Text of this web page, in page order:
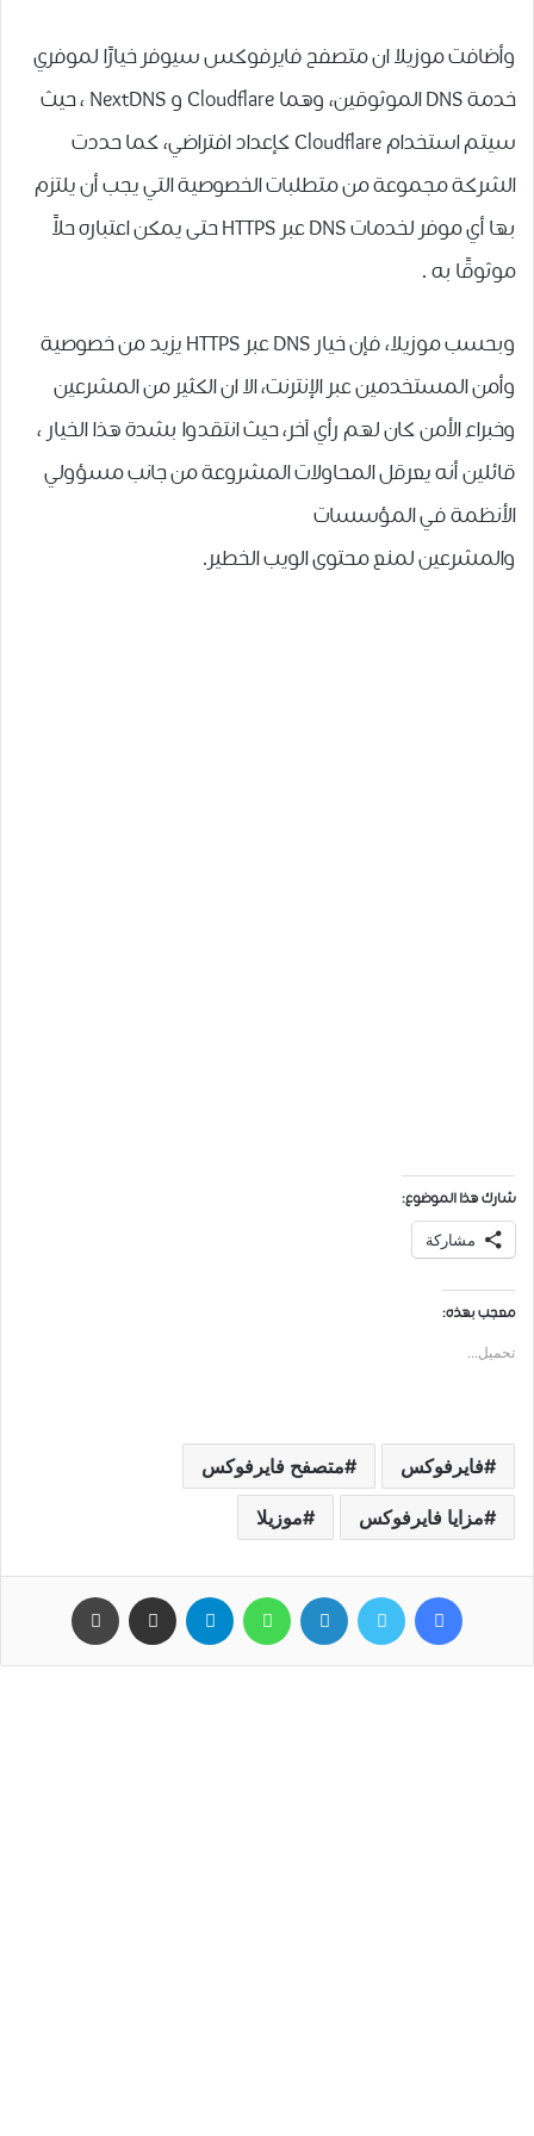
وأضافت ﻣﻮﺯﻳﻼ ان متصفح ﻓﺎﻳﺮﻓﻮﻛﺲ ﺳﻴﻮﻓﺮ ﺧﻴﺎﺭًﺍ ﻟﻤﻮﻓﺮﻱ
ﺧﺪﻣﺔ DNS ﺍﻟﻤﻮﺛﻮﻗﻴﻦ، ﻭﻫﻤﺎ Cloudflare ﻭ NextDNS ، ﺣﻴﺚ
ﺳﻴﺘﻢ ﺍﺳﺘﺨﺪﺍﻡ Cloudflare ﻛﺈﻋﺪﺍﺩ ﺍﻓﺘﺮﺍﺿﻲ، كما حددت
الشركة ﻣﺠﻤﻮﻋﺔ ﻣﻦ ﻣﺘﻄﻠﺒﺎﺕ ﺍﻟﺨﺼﻮﺻﻴﺔ ﺍﻟﺘﻲ ﻳﺠﺐ ﺃﻥ ﻳﻠﺘﺰﻡ
ﺑﻬﺎ ﺃﻱ ﻣﻮﻓﺮ ﻟﺨﺪﻣﺎﺕ DNS ﻋﺒﺮ HTTPS ﺣﺘﻰ ﻳﻤﻜﻦ ﺍﻋﺘﺒﺎﺭﻩ ﺣﻼً
ﻣﻮﺛﻮﻗًﺎ ﺑﻪ .
وبحسب ﻣﻮﺯﻳﻼ، فإن ﺧﻴﺎﺭ DNS ﻋﺒﺮ HTTPS ﻳﺰﻳﺪ ﻣﻦ ﺧﺼﻮﺻﻴﺔ
ﻭﺃﻣﻦ ﺍﻟﻤﺴﺘﺨﺪﻣﻴﻦ ﻋﺒﺮ ﺍﻹﻧﺘﺮﻧﺖ، الا ان الكثير من المشرعين
وخبراء الأمن كان لهم رأي آخر، حيث انتقدوا بشدة ﻫﺬﺍ ﺍﻟﺨﻴﺎﺭ ،
قائلين أنه ﻳﻌﺮﻗﻞ ﺍﻟﻤﺤﺎﻭﻻﺕ ﺍﻟﻤﺸﺮﻭﻋﺔ ﻣﻦ ﺟﺎﻧﺐ ﻣﺴﺆﻭﻟﻲ
ﺍﻷﻧﻈﻤﺔ ﻓﻲ ﺍﻟﻤﺆﺳﺴﺎﺕ
ﻭﺍﻟﻤﺸﺮﻋﻴﻦ ﻟﻤﻨﻊ ﻣﺤﺘﻮﻯ ﺍﻟﻮﻳﺐ ﺍﻟﺨﻄﻴﺮ.
شارك هذا الموضوع:
مشاركة
معجب بهذه:
تحميل...
فايرفوكس متصفح فايرفوكس
مزايا فايرفوكس موزيلا
فيسبوك تويتر لينكدإن واتساب تيلقرام مشاركة عبر البريد